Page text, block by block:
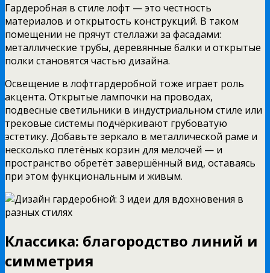
Гардеробная в стиле лофт — это честность
материалов и открытость конструкций. В таком
помещении не прячут стеллажи за фасадами:
металлические трубы, деревянные балки и открытые
полки становятся частью дизайна.
Освещение в лофтгардеробной тоже играет роль
акцента. Открытые лампочки на проводах,
подвесные светильники в индустриальном стиле или
трековые системы подчёркивают грубоватую
эстетику. Добавьте зеркало в металлической раме и
несколько плетёных корзин для мелочей — и
пространство обретёт завершённый вид, оставаясь
при этом функциональным и живым.
Классика: благородство линий и
симметрия